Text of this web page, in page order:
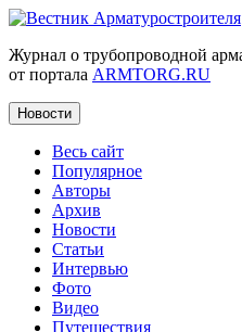
Журнал о трубопроводной
от портала ARMTORG.RU
Новости
Весь сайт
Популярное
Авторы
Архив
Новости
Статьи
Интервью
Фото
Видео
Путешествия